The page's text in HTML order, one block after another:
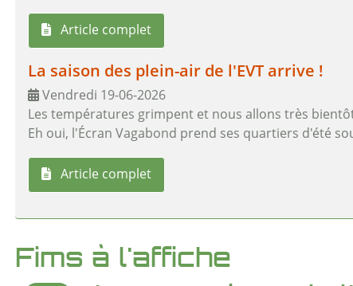
Article complet
La saison des plein-air de l'EVT arrive !
Vendredi 19-06-2026
Les températures grimpent et nous allons très
Eh oui, l'Écran Vagabond prend ses quartiers d'été
Article complet
Fims à l'affiche